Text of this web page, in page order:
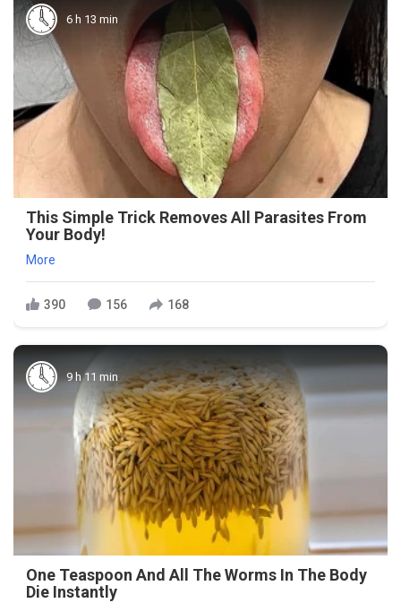
6 h 13 min
This Simple Trick Removes All Parasites From
Your Body!
More
390 156 168
9 h 11 min
One Teaspoon And All The Worms In The Body
Die Instantly